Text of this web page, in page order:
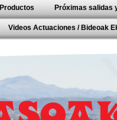
Productos Próximas salidas
Videos Actuaciones / Bideoak